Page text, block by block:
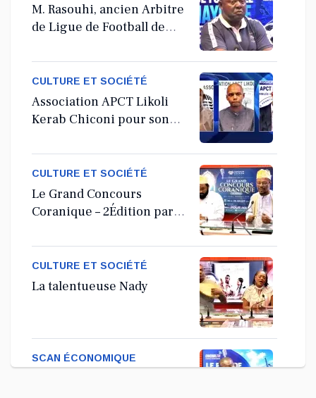
M. Rasouhi, ancien Arbitre
de Ligue de Football de
CULTURE ET SOCIÉTÉ
Association APCT Likoli
Kerab Chiconi pour son
Ordinaire
CULTURE ET SOCIÉTÉ
Le Grand Concours
Coranique – 2Édition par
Cour'an
CULTURE ET SOCIÉTÉ
La talentueuse Nady
SCAN ÉCONOMIQUE